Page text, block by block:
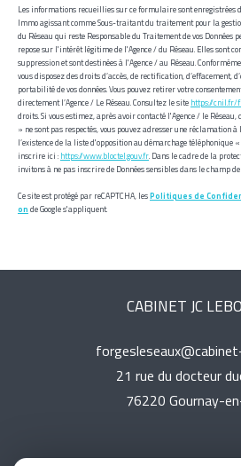
Les informations recueillies sur ce formulaire sont
Immo agissant comme Sous-traitant du traitement pour la
du Réseau qui reste Responsable du Traitement de vos Données
repose sur l'intérêt légitime de l'Agence / du Réseau. Elles sont
suppression et sont destinées à l'Agence / au Réseau.
vous disposez des droits d’accès, de rectification, d’effacement,
portabilité de vos données. Vous pouvez retirer votre
directement l’Agence / Le Réseau. Consultez le site https://cnil.fr/
droits. Si vous estimez, après avoir contacté l'Agence / le
» ne sont pas respectés, vous pouvez adresser une réclamation
l’existence de la liste d'opposition au démarchage téléphonique
inscrire ici : https://www.bloctel.gouv.fr. Dans le cadre de la
invitons à ne pas inscrire de Données sensibles dans le champ
Ce site est protégé par reCAPTCHA, les Politiques de
on de Google s'appliquent.
CABINET JC
21 rue du docteur
76220
gournay-